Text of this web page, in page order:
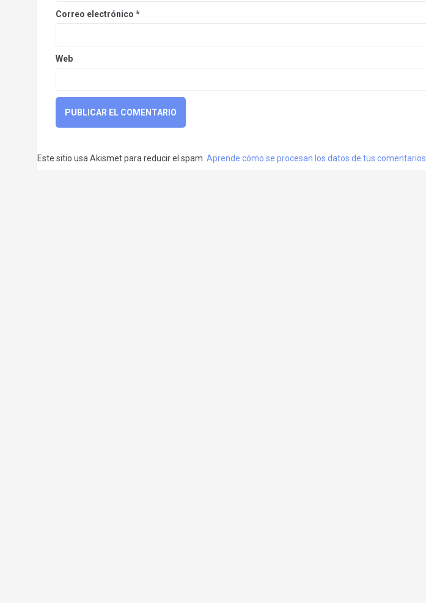
Correo electrónico *
Web
Este sitio usa Akismet para reducir el spam. Aprende cómo se procesan los datos de tus comentarios.